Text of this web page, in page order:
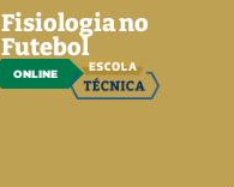
Fisiologia no
Futebol
ONLINE